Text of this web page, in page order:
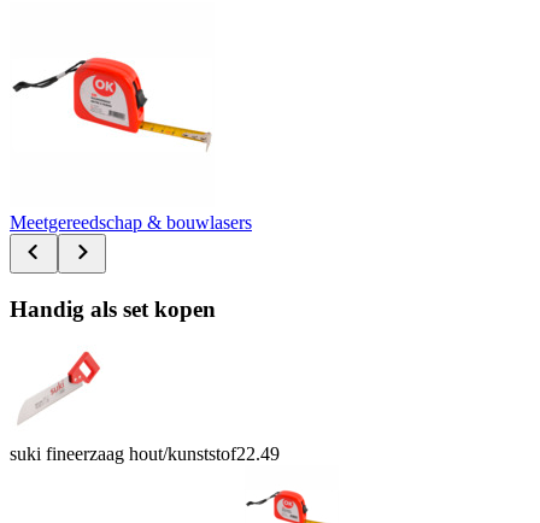
Meetgereedschap & bouwlasers
Handig als set kopen
suki fineerzaag hout/kunststof22.49